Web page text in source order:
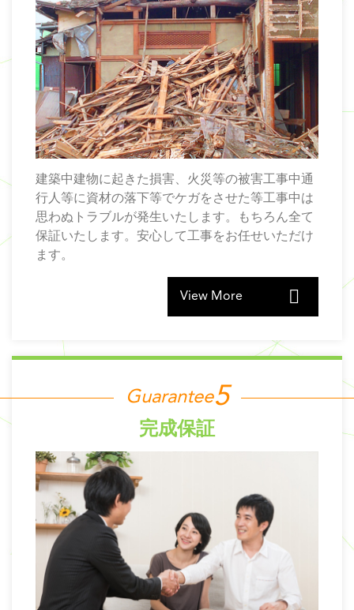
建築中建物に起きた損害、火災等の被害工事中通
行人等に資材の落下等でケガをさせた等工事中は
思わぬトラブルが発生いたします。もちろん全て
保証いたします。安心して工事をお任せいただけ
ます。
View More
Guarantee
完成保証